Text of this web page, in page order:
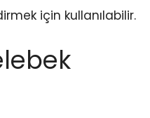
için kullanılabilir.